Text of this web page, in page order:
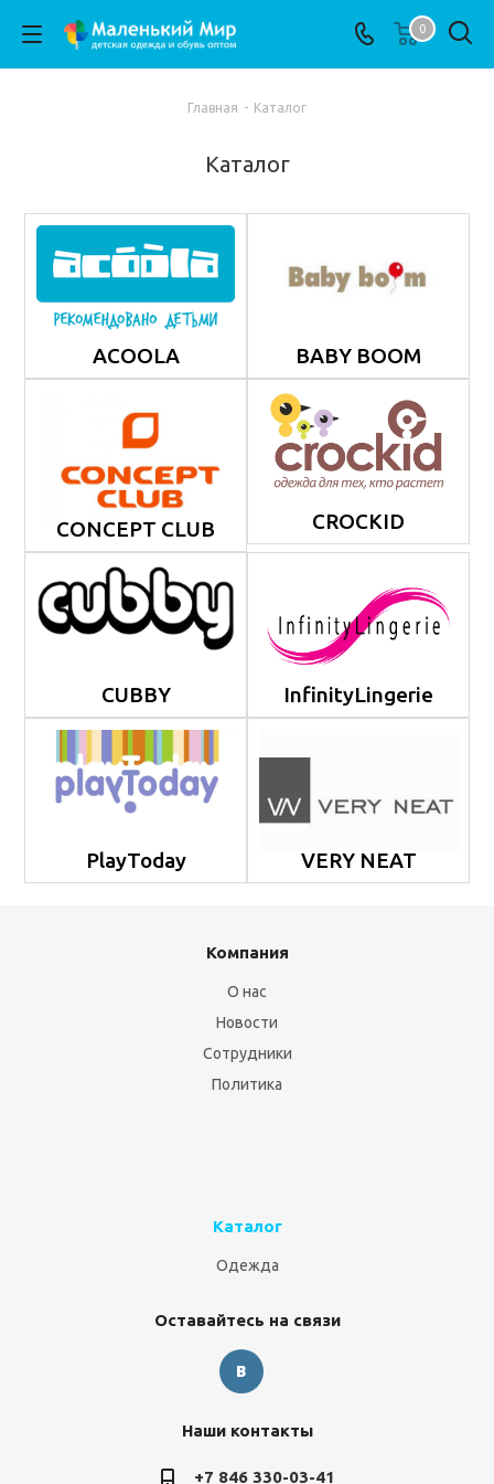
0
Главная - Каталог
Каталог
ACOOLA BABY BOOM
CONCEPT CLUB CROCKID
CUBBY InfinityLingerie
PlayToday VERY NEAT
Компания
О нас
Новости
Сотрудники
Политика
Каталог
Одежда
Оставайтесь на связи
Наши контакты
+7 846 330-03-41